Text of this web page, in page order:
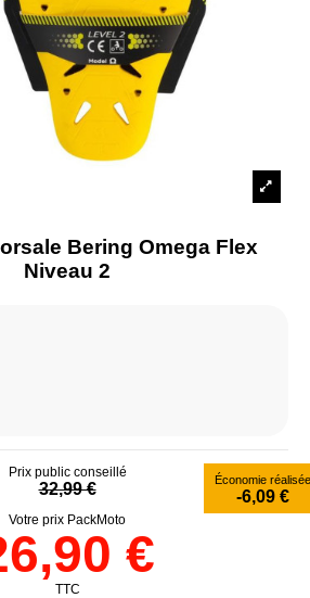
Bering Omega Flex
Niveau 2
Prix public conseillé
32,99 € Économie réalisée
-6,09 €
Votre prix PackMoto
€
TTC